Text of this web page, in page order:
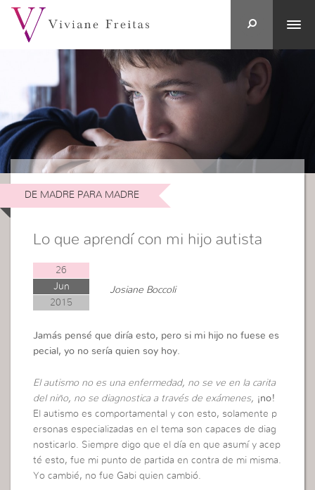
DE MADRE PARA MADRE
Lo que aprendí con mi hijo autista
26
Jun
2015
Josiane Boccoli
Jamás pensé que diría esto, pero si mi hijo no fuese es
pecial, yo no sería quien soy hoy.
El autismo no es una enfermedad, no se ve en la carita
del niño, no se diagnostica a través de exámenes, ¡no!
El autismo es comportamental y con esto, solamente p
ersonas especializadas en el tema son capaces de diag
nosticarlo. Siempre digo que el día en que asumí y acep
té esto, fue mi punto de partida en contra de mi misma.
Yo cambié, no fue Gabi quien cambió.